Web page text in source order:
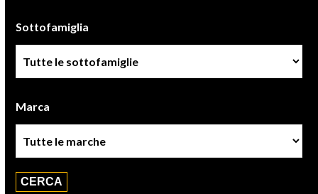
Sottofamiglia
Marca